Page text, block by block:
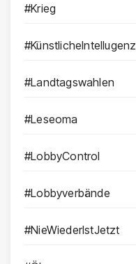
#Krieg
#KünstlicheIntellugenz
#Landtagswahlen
#Leseoma
#LobbyControl
#Lobbyverbände
#NieWiederIstJetzt